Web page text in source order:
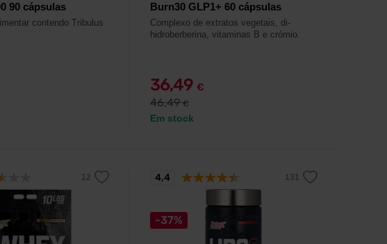
90 cápsulas
contendo Tribulus
Burn30 GLP1+ 60 cápsulas
Complexo de extratos vegetais, di-
hidroberberina, vitaminas B e crómio.
36,49 €
46,49€
Em stock
-37%
4,4